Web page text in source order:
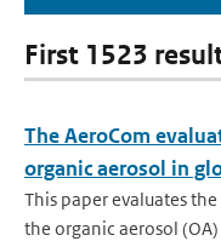
First 1523
The AeroCom
organic aerosol in
This paper evaluates
the organic aerosol